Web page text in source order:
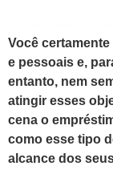
Você
e pessoais e,
entanto, nem
atingir esses
cena o
como esse tipo
alcance dos